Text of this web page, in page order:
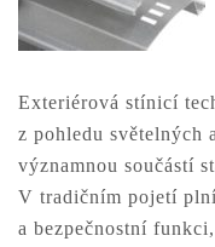
Exteriérová stínicí
z pohledu světelných
významnou součástí
V tradičním pojetí
a bezpečnostní